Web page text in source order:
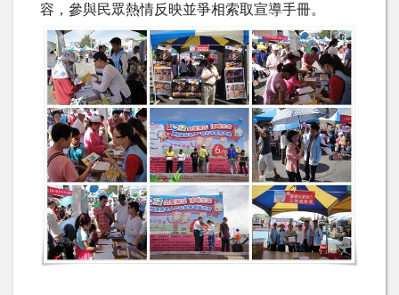
容，參與民眾熱情反映並爭相索取宣導手冊。